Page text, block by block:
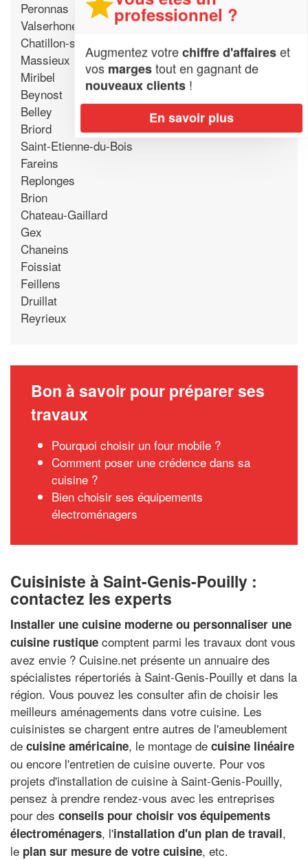
Peronnas
Valserhone
Chatillon-sur-Chalaronne
Massieux
Miribel
Beynost
Belley
Briord
Saint-Etienne-du-Bois
Fareins
Replonges
Brion
Chateau-Gaillard
Gex
Chaneins
Foissiat
Feillens
Druillat
Reyrieux
Bon à savoir pour préparer ses
travaux
Pourquoi choisir un four mobile ?
Comment poser une crédence dans sa
cuisine ?
Bien choisir ses équipements
électroménagers
Cuisiniste à Saint-Genis-Pouilly :
contactez les experts
Installer une cuisine moderne ou personnaliser une
cuisine rustique comptent parmi les travaux dont vous
avez envie ? Cuisine.net présente un annuaire des
spécialistes répertoriés à Saint-Genis-Pouilly et dans la
région. Vous pouvez les consulter afin de choisir les
meilleurs aménagements dans votre cuisine. Les
cuisinistes se chargent entre autres de l'ameublement
de cuisine américaine, le montage de cuisine linéaire
ou encore l'entretien de cuisine ouverte. Pour vos
projets d'installation de cuisine à Saint-Genis-Pouilly,
pensez à prendre rendez-vous avec les entreprises
pour des conseils pour choisir vos équipements
électroménagers, l'installation d'un plan de travail,
le plan sur mesure de votre cuisine, etc.
professionnel ?
Augmentez votrechiffre d'affaireset
vos margestout en gagnant de
nouveaux clients !
En savoir plus